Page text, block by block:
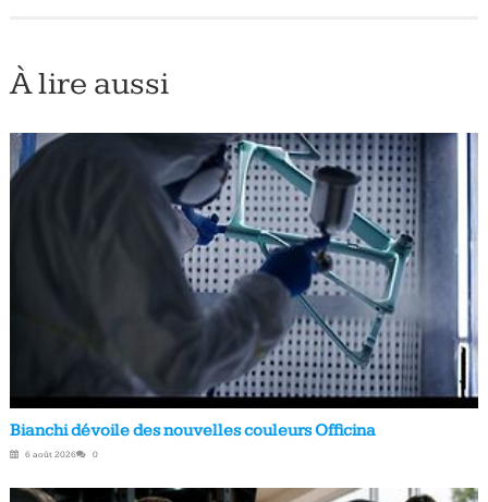
À lire aussi
Bianchi dévoile des nouvelles couleurs Officina
6 août 2026 0